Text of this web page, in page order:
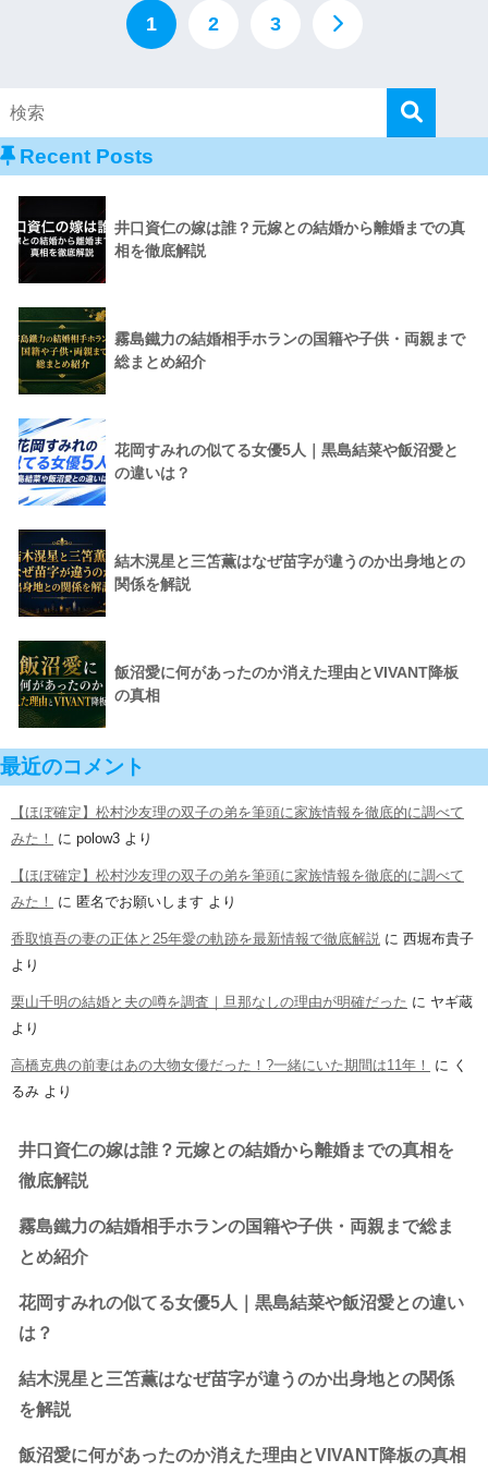
1 2 3
Recent Posts
井口資仁の嫁は誰？元嫁との結婚から離婚までの真
相を徹底解説
霧島鐵力の結婚相手ホランの国籍や子供・両親まで
総まとめ紹介
花岡すみれの似てる女優5人｜黒島結菜や飯沼愛と
の違いは？
結木滉星と三笘薫はなぜ苗字が違うのか出身地との
関係を解説
飯沼愛に何があったのか消えた理由とVIVANT降板
の真相
最近のコメント
【ほぼ確定】松村沙友理の双子の弟を筆頭に家族情報を徹底的に調べて
みた！
に polow3 より
【ほぼ確定】松村沙友理の双子の弟を筆頭に家族情報を徹底的に調べて
みた！
に 匿名でお願いします より
香取慎吾の妻の正体と25年愛の軌跡を最新情報で徹底解説 に 西堀布貴子
より
栗山千明の結婚と夫の噂を調査｜旦那なしの理由が明確だった に ヤギ蔵
より
高橋克典の前妻はあの大物女優だった！?一緒にいた期間は11年！ に く
るみ より
井口資仁の嫁は誰？元嫁との結婚から離婚までの真相を
徹底解説
霧島鐵力の結婚相手ホランの国籍や子供・両親まで総ま
とめ紹介
花岡すみれの似てる女優5人｜黒島結菜や飯沼愛との違い
は？
結木滉星と三笘薫はなぜ苗字が違うのか出身地との関係
を解説
飯沼愛に何があったのか消えた理由とVIVANT降板の真相